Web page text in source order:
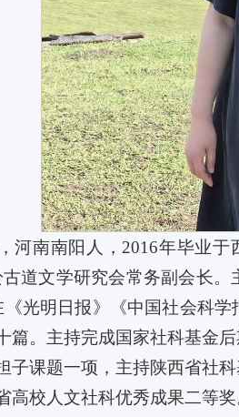
河南南阳人，2016年毕业于
道文学研究会常务副会长
《光明日报》《中国社会科
篇。主持完成国家社科基金
子课题一项，主持陕西省社
高校人文社科优秀成果二等奖